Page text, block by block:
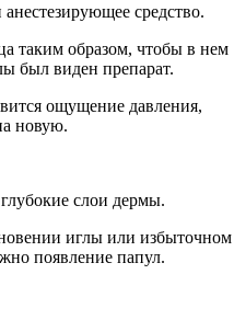
средство.
таким образом, чтобы в нем
был виден препарат.
ощущение давления,
новую.
слои дермы.
иглы или избыточном
появление папул.